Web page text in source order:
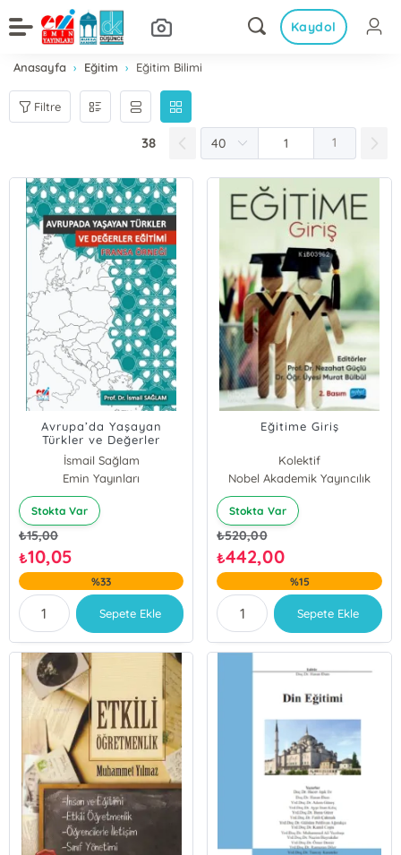
Kaydol
Anasayfa Eğitim Eğitim Bilimi
Filtre
38 1
Avrupa’da Yaşayan
Türkler ve Değerler
Eğitimi (Fransa Örneği)
İsmail Sağlam
Emin Yayınları
Stokta Var
₺15,00
₺10,05
%33
Sepete Ekle
Eğitime Giriş
Kolektif
Nobel Akademik Yayıncılık
Stokta Var
₺520,00
₺442,00
%15
Sepete Ekle